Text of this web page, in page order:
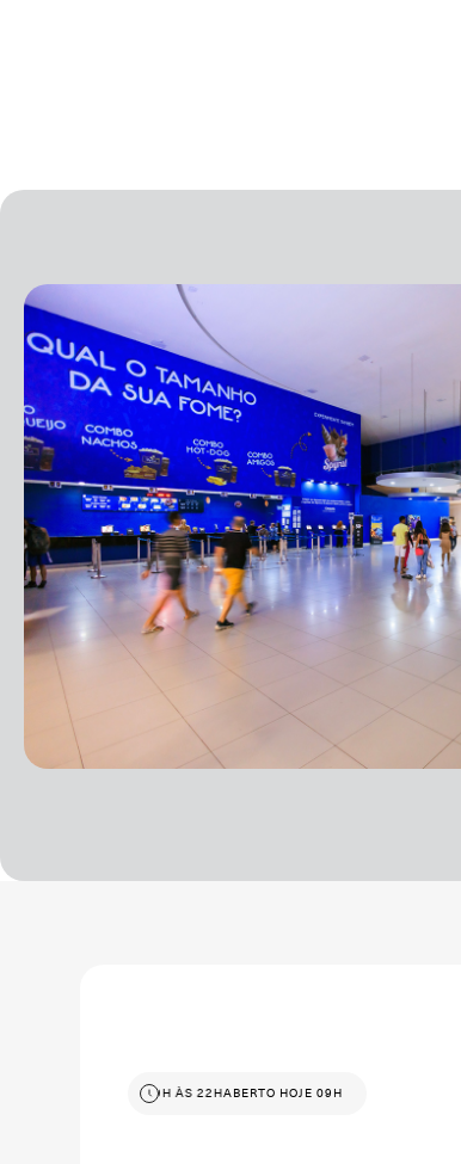
ABERTO HOJE 09H ÀS 22HABERTO HOJE 09H ÀS 22H